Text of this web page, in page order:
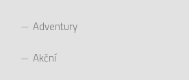
Adventury
Akční